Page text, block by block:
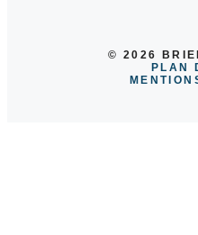
© 2026
PLAN